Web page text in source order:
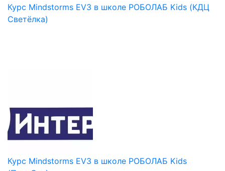
Курс Mindstorms EV3 в школе РОБОЛАБ Kids (КДЦ
Светёлка)
Курс Mindstorms EV3 в школе РОБОЛАБ Kids